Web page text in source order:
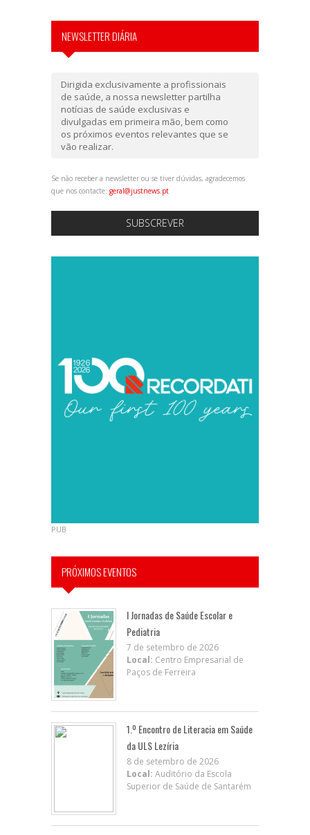
NEWSLETTER DIÁRIA
Dirigida exclusivamente a profissionais
de saúde, a nossa newsletter partilha
notícias de saúde exclusivas e
divulgadas em primeira mão, bem como
os próximos eventos relevantes que se
vão realizar.
Se não receber a newsletter ou se tiver dúvidas, agradecemos
que nos contacte: geral@justnews.pt
SUBSCREVER
PUB
PRÓXIMOS EVENTOS
I Jornadas de Saúde Escolar e
Pediatria
7 de setembro de 2026
Local: Centro Empresarial de
Paços de Ferreira
1.º Encontro de Literacia em Saúde
da ULS Lezíria
8 de setembro de 2026
Local: Auditório da Escola
Superior de Saúde de Santarém